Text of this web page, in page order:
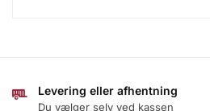
Levering eller afhentning
Du vælger selv ved kassen